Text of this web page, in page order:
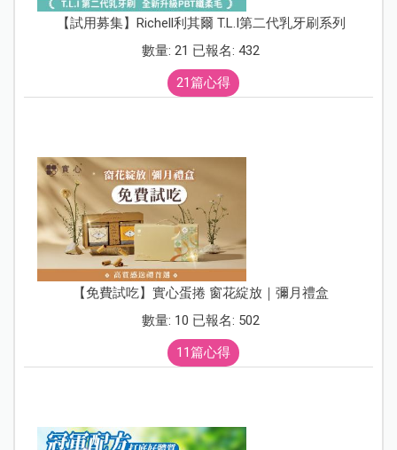
【試用募集】Richell利其爾 T.L.I第二代乳牙刷系列
數量: 21 已報名: 432
21篇心得
【免費試吃】實心蛋捲 窗花綻放｜彌月禮盒
數量: 10 已報名: 502
11篇心得